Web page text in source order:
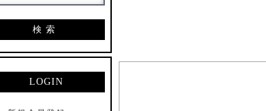
検索
LOGIN